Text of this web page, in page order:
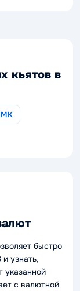
кьятов в
быстро
узнать,
указанной
с валютной